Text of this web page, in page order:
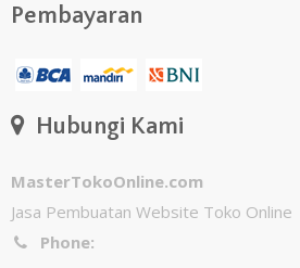
Pembayaran
Hubungi Kami
MasterTokoOnline.com
Jasa Pembuatan Website Toko Online
Phone: